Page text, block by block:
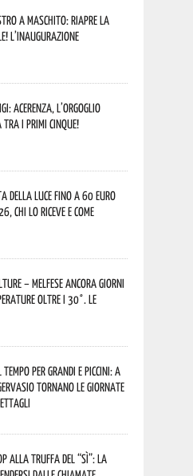
a Maschito: riapre la
L’inaugurazione
Acerenza, l’orgoglio
i primi cinque!
della luce fino a 60 euro
chi lo riceve e come
– melfese ancora giorni
oltre i 30°. Le
per grandi e piccini: a
tornano le Giornate
alla truffa del “Sì”: la